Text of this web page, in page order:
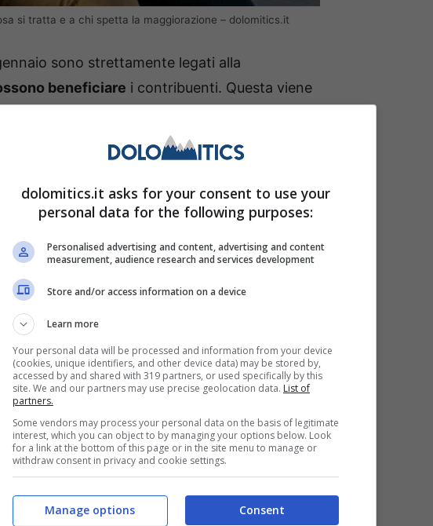
si tratta e a chi spetta la maggiorazione – dolomitics.it
sono strettamente legati alla
beneficiare i contribuenti. Questa viene
di adeguare gli importi erogati mensilmente al
i dipendenti, le famiglie e i pensionati, e
degli aumenti.
senza il bisogno di presentare alcuna
che consente di adattare le
all’inflazione. Per fare un esempio, negli
ha raggiunto rispettivamente il 5,4% e
importi.
ai contribuenti: quanti
per chi
annualmente e mira ad aiutare i contribuenti
il caro-vita abbia la meglio. Nel 2025,
alquanto a desiderare: le previsioni
si teme che, nonostante la perequazione,
dolomitics.it asks for your consent to use your
personal data for the following purposes:
Personalised advertising and content, advertising and content
measurement, audience research and services development
Store and/or access information on a device
Learn more
Your personal data will be processed and information from your device
(cookies, unique identifiers, and other device data) may be stored by,
accessed by and shared with 319 partners, or used specifically by this
site. We and our partners may use precise geolocation data. List of
partners.
Some vendors may process your personal data on the basis of legitimate
interest, which you can object to by managing your options below. Look
for a link at the bottom of this page or in the site menu to manage or
withdraw consent in privacy and cookie settings.
Consent
Manage options